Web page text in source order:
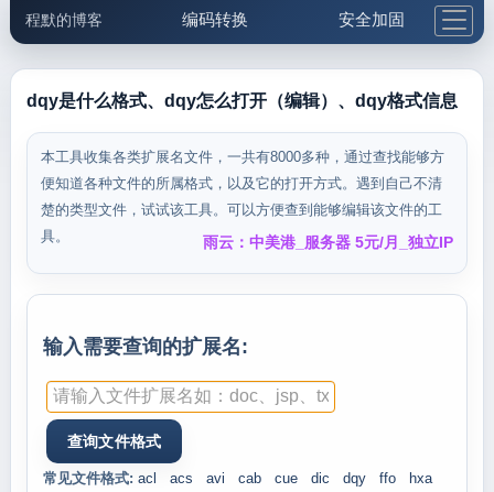
程默的博客 编码转换 安全加固
邮件工具 生活便民 更多工具
5.1支付宝大红包
dqy是什么格式、dqy怎么打开（编辑）、dqy格式信息
本工具收集各类扩展名文件，一共有8000多种，通过查找能够方
便知道各种文件的所属格式，以及它的打开方式。遇到自己不清
楚的类型文件，试试该工具。可以方便查到能够编辑该文件的工
具。
雨云：中美港_服务器 5元/月_独立IP
输入需要查询的扩展名:
常见文件格式: acl acs avi cab cue dic dqy ffo
hxa